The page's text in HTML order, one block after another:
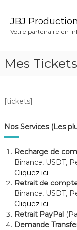
JBJ Production
Votre partenaire en
Mes Tickets
[tickets]
Nos Services (Les
Recharge de
Binance, USDT,
Cliquez ici
Retrait de
Binance, USDT,
Cliquez ici
Retrait PayPal
Demande